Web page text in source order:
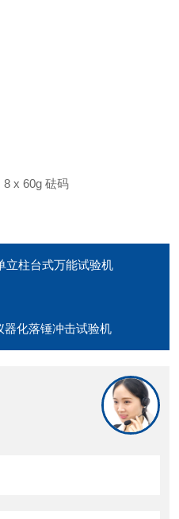
8 x 60g 砝码
立柱台式万能试验机
器化落锤冲击试验机